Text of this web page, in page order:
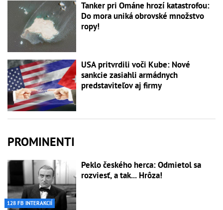
Tanker pri Ománe hrozí katastrofou:
Do mora uniká obrovské množstvo
ropy!
USA pritvrdili voči Kube: Nové
sankcie zasiahli armádnych
predstaviteľov aj firmy
PROMINENTI
128 FB INTERAKCIÍ
Peklo českého herca: Odmietol sa
rozviesť, a tak... Hrôza!